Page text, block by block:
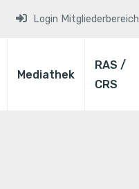
Login Mitgliederbereich
Mediathek
RAS /
CRS